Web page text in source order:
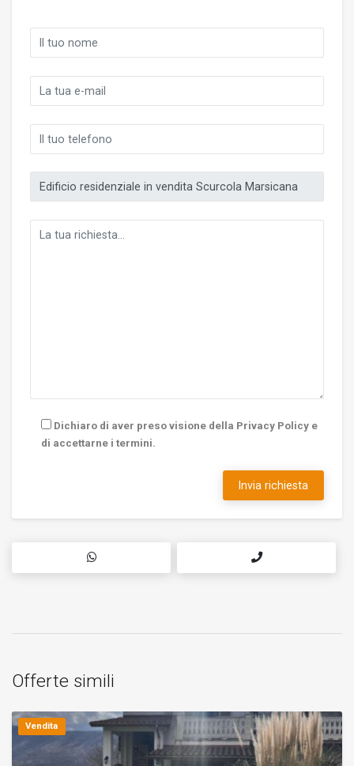
Dichiaro di aver preso visione della Privacy Policy e
di accettarne i termini.
Offerte simili
Vendita